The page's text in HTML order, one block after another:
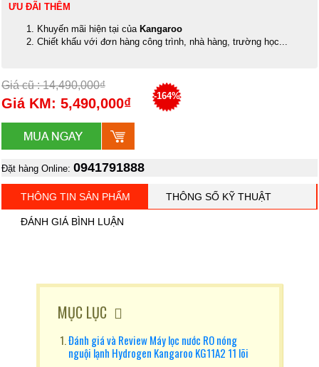
ƯU ĐÃI THÊM
Khuyến mãi hiện tại của Kangaroo
Chiết khấu với đơn hàng công trình, nhà hàng, trường học...
Giá cũ : 14,490,000₫
Giá KM: 5,490,000₫ -164%
Đặt hàng Online: 0941791888
THÔNG TIN SẢN PHẨM THÔNG SỐ KỸ THUẬT
ĐÁNH GIÁ BÌNH LUẬN
MỤC LỤC
Đánh giá và Review Máy lọc nước RO nóng
nguội lạnh Hydrogen Kangaroo KG11A2 11 lõi